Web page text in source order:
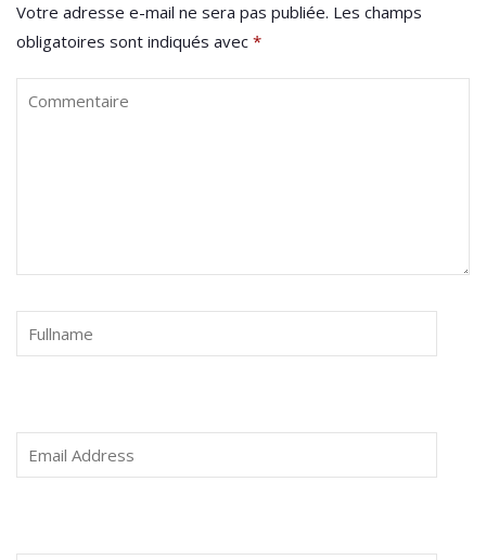
Votre adresse e-mail ne sera pas publiée. Les champs
obligatoires sont indiqués avec *